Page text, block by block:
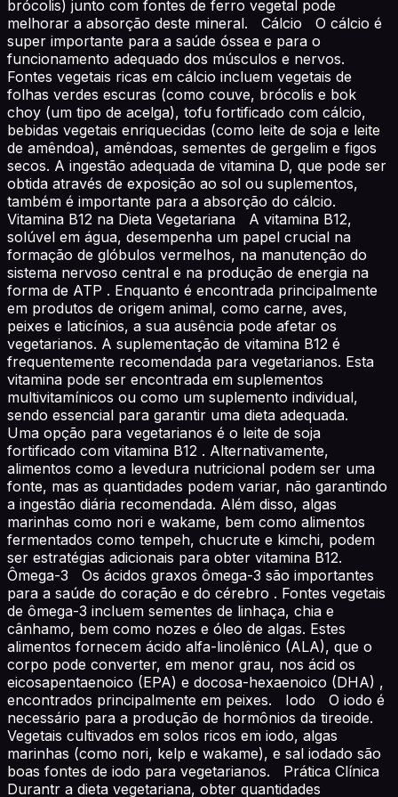
brócolis) junto com fontes de ferro vegetal pode
melhorar a absorção deste mineral. Cálcio O cálcio é
super importante para a saúde óssea e para o
funcionamento adequado dos músculos e nervos.
Fontes vegetais ricas em cálcio incluem vegetais de
folhas verdes escuras (como couve, brócolis e bok
choy (um tipo de acelga), tofu fortificado com cálcio,
bebidas vegetais enriquecidas (como leite de soja e leite
de amêndoa), amêndoas, sementes de gergelim e figos
secos. A ingestão adequada de vitamina D, que pode ser
obtida através de exposição ao sol ou suplementos,
também é importante para a absorção do cálcio.
Vitamina B12 na Dieta Vegetariana A vitamina B12,
solúvel em água, desempenha um papel crucial na
formação de glóbulos vermelhos, na manutenção do
sistema nervoso central e na produção de energia na
forma de ATP . Enquanto é encontrada principalmente
em produtos de origem animal, como carne, aves,
peixes e laticínios, a sua ausência pode afetar os
vegetarianos. A suplementação de vitamina B12 é
frequentemente recomendada para vegetarianos. Esta
vitamina pode ser encontrada em suplementos
multivitamínicos ou como um suplemento individual,
sendo essencial para garantir uma dieta adequada.
Uma opção para vegetarianos é o leite de soja
fortificado com vitamina B12 . Alternativamente,
alimentos como a levedura nutricional podem ser uma
fonte, mas as quantidades podem variar, não garantindo
a ingestão diária recomendada. Além disso, algas
marinhas como nori e wakame, bem como alimentos
fermentados como tempeh, chucrute e kimchi, podem
ser estratégias adicionais para obter vitamina B12.
Ômega-3 Os ácidos graxos ômega-3 são importantes
para a saúde do coração e do cérebro . Fontes vegetais
de ômega-3 incluem sementes de linhaça, chia e
cânhamo, bem como nozes e óleo de algas. Estes
alimentos fornecem ácido alfa-linolênico (ALA), que o
corpo pode converter, em menor grau, nos ácid os
eicosapentaenoico (EPA) e docosa-hexaenoico (DHA) ,
encontrados principalmente em peixes. Iodo O iodo é
necessário para a produção de hormônios da tireoide.
Vegetais cultivados em solos ricos em iodo, algas
marinhas (como nori, kelp e wakame), e sal iodado são
boas fontes de iodo para vegetarianos. Prática Clínica
Durantr a dieta vegetariana, obter quantidades